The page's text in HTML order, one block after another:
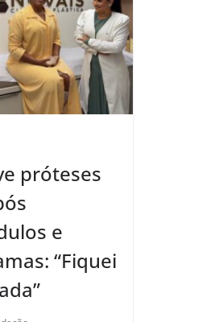
próteses
e
“Fiquei